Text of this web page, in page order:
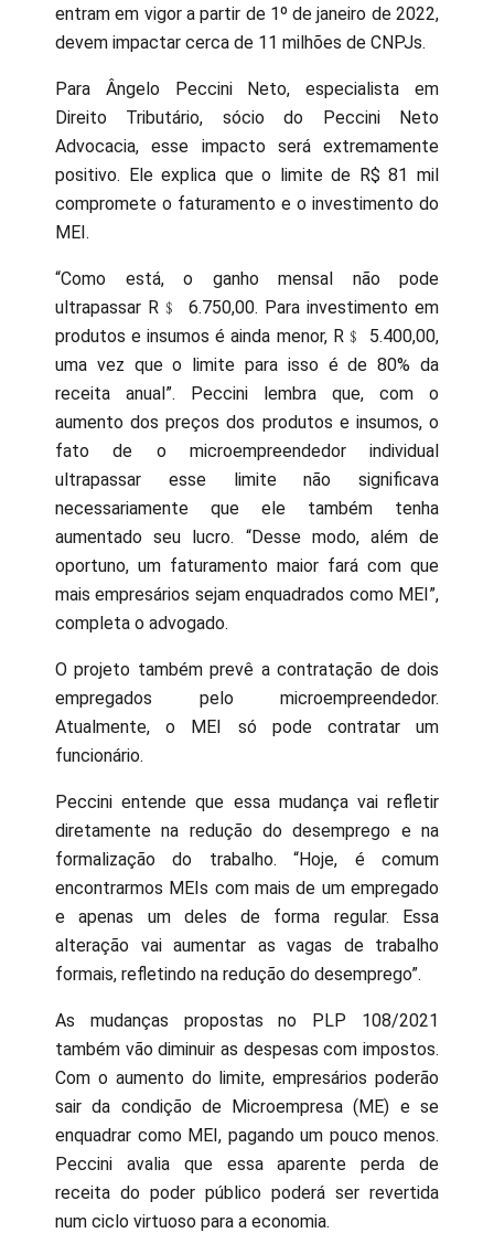
entram em vigor a partir de 1º de janeiro de 2022,
devem impactar cerca de 11 milhões de CNPJs.
Para Ângelo Peccini Neto, especialista em
Direito Tributário, sócio do Peccini Neto
Advocacia, esse impacto será extremamente
positivo. Ele explica que o limite de R$ 81 mil
compromete o faturamento e o investimento do
MEI.
“Como está, o ganho mensal não pode
ultrapassar R﹩ 6.750,00. Para investimento em
produtos e insumos é ainda menor, R﹩ 5.400,00,
uma vez que o limite para isso é de 80% da
receita anual”. Peccini lembra que, com o
aumento dos preços dos produtos e insumos, o
fato de o microempreendedor individual
ultrapassar esse limite não significava
necessariamente que ele também tenha
aumentado seu lucro. “Desse modo, além de
oportuno, um faturamento maior fará com que
mais empresários sejam enquadrados como MEI”,
completa o advogado.
O projeto também prevê a contratação de dois
empregados pelo microempreendedor.
Atualmente, o MEI só pode contratar um
funcionário.
Peccini entende que essa mudança vai refletir
diretamente na redução do desemprego e na
formalização do trabalho. “Hoje, é comum
encontrarmos MEIs com mais de um empregado
e apenas um deles de forma regular. Essa
alteração vai aumentar as vagas de trabalho
formais, refletindo na redução do desemprego”.
As mudanças propostas no PLP 108/2021
também vão diminuir as despesas com impostos.
Com o aumento do limite, empresários poderão
sair da condição de Microempresa (ME) e se
enquadrar como MEI, pagando um pouco menos.
Peccini avalia que essa aparente perda de
receita do poder público poderá ser revertida
num ciclo virtuoso para a economia.